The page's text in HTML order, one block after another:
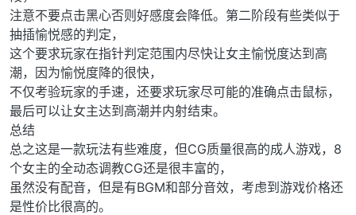
注意不要点击黑心否则好感度会降低。第二阶段有些类似于
抽插愉悦感的判定，
这个要求玩家在指针判定范围内尽快让女主愉悦度达到高
潮，因为愉悦度降的很快，
不仅考验玩家的手速，还要求玩家尽可能的准确点击鼠标，
最后可以让女主达到高潮并内射结束。
总结
总之这是一款玩法有些难度，但CG质量很高的成人游戏，8
个女主的全动态调教CG还是很丰富的，
虽然没有配音，但是有BGM和部分音效，考虑到游戏价格还
是性价比很高的。